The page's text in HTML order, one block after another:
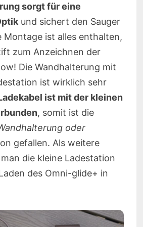
sorgt für eine
und sichert den Sauger
Montage ist alles enthalten,
zum Anzeichnen der
Die Wandhalterung mit
ist wirklich sehr
ist mit der kleinen
, somit ist die
oder
gefallen. Als weitere
die kleine Ladestation
des Omni-glide+ in